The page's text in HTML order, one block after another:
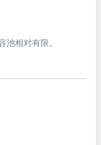
池相对有限。